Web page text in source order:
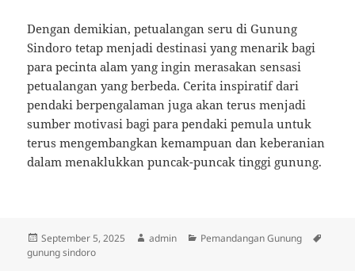
Dengan demikian, petualangan seru di Gunung
Sindoro tetap menjadi destinasi yang menarik bagi
para pecinta alam yang ingin merasakan sensasi
petualangan yang berbeda. Cerita inspiratif dari
pendaki berpengalaman juga akan terus menjadi
sumber motivasi bagi para pendaki pemula untuk
terus mengembangkan kemampuan dan keberanian
dalam menaklukkan puncak-puncak tinggi gunung.
Posted
on
September 5, 2025 Author
admin Categories
Pemandangan Gunung
gunung sindoro